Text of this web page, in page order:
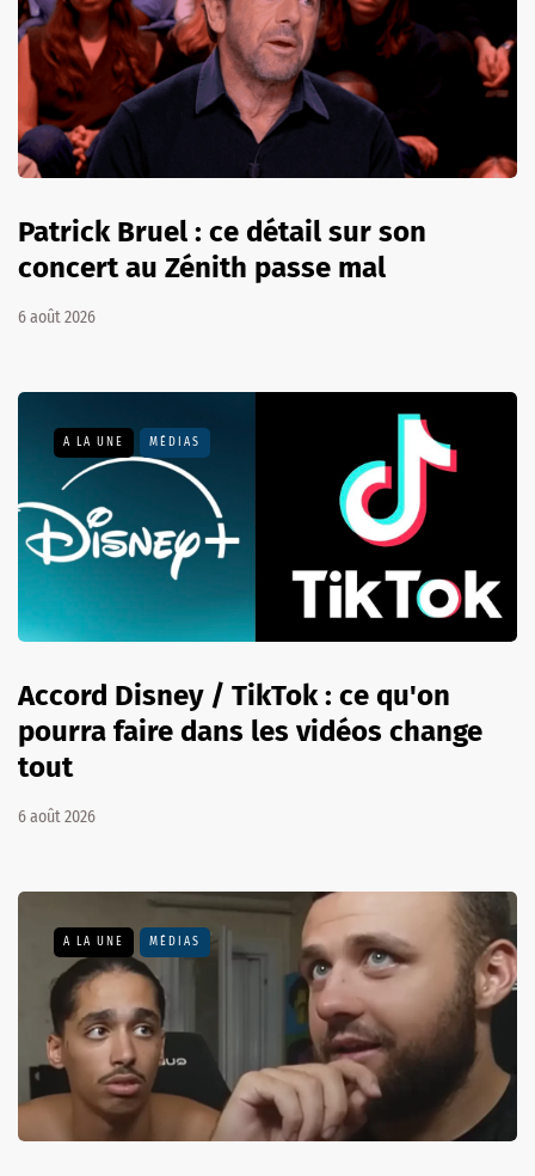
Patrick Bruel : ce détail sur son
concert au Zénith passe mal
6 août 2026
A LA UNE MÉDIAS
Accord Disney / TikTok : ce qu'on
pourra faire dans les vidéos change
tout
6 août 2026
A LA UNE MÉDIAS